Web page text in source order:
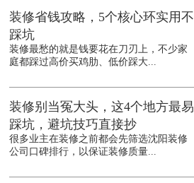
装修省钱攻略，5个核心环实用不
踩坑
装修最愁的就是钱要花在刀刃上，不少家
庭都踩过高价买鸡肋、低价踩大...
装修别当冤大头，这4个地方最易
踩坑，避坑技巧直接抄
很多业主在装修之前都会先筛选沈阳装修
公司口碑排行，以保证装修质量...